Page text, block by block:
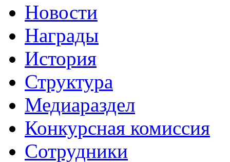
Новости
Награды
История
Структура
Медиараздел
Конкурсная комиссия
Сотрудники